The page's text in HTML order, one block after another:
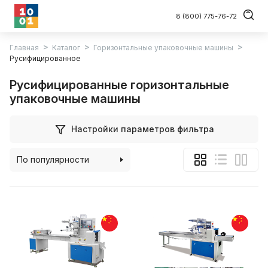
8 (800) 775-76-72
Главная Каталог
Горизонтальные упаковочные машины
Русифицированное
Русифицированные горизонтальные
упаковочные машины
Настройки параметров фильтра
По популярности
По цене (убыванию)